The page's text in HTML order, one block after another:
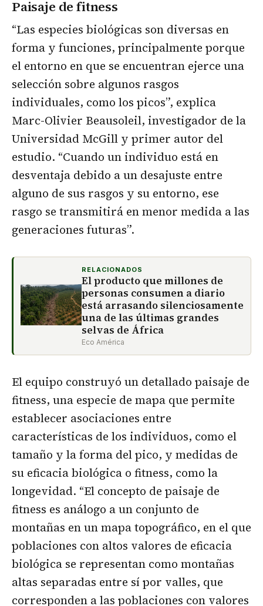
Paisaje de fitness
“Las especies biológicas son diversas en
forma y funciones, principalmente porque
el entorno en que se encuentran ejerce una
selección sobre algunos rasgos
individuales, como los picos”, explica
Marc-Olivier Beausoleil, investigador de la
Universidad McGill y primer autor del
estudio. “Cuando un individuo está en
desventaja debido a un desajuste entre
alguno de sus rasgos y su entorno, ese
rasgo se transmitirá en menor medida a las
generaciones futuras”.
RELACIONADOS
El producto que millones de
personas consumen a diario
está arrasando silenciosamente
una de las últimas grandes
selvas de África
Eco América
El equipo construyó un detallado paisaje de
fitness, una especie de mapa que permite
establecer asociaciones entre
características de los individuos, como el
tamaño y la forma del pico, y medidas de
su eficacia biológica o fitness, como la
longevidad. “El concepto de paisaje de
fitness es análogo a un conjunto de
montañas en un mapa topográfico, en el que
poblaciones con altos valores de eficacia
biológica se representan como montañas
altas separadas entre sí por valles, que
corresponden a las poblaciones con valores